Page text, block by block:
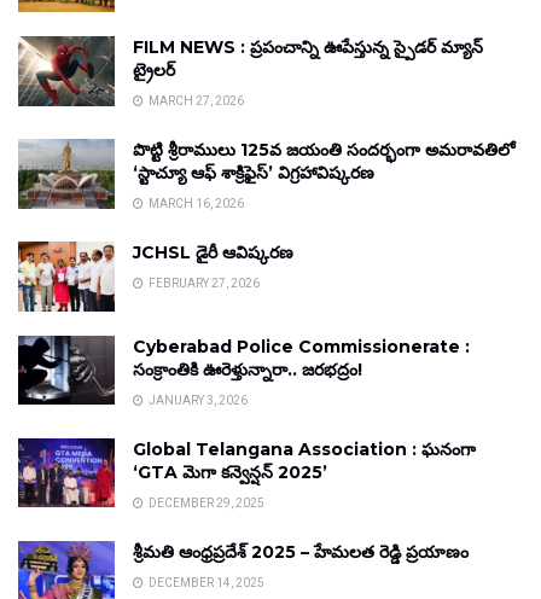
FILM NEWS : ప్రపంచాన్ని ఊపేస్తున్న స్పైడర్ మ్యాన్
ట్రైలర్
MARCH 27, 2026
పొట్టి శ్రీరాములు 125వ జయంతి సందర్భంగా అమరావతిలో
‘స్టాచ్యూ ఆఫ్ శాక్రిఫైస్’ విగ్రహావిష్కరణ
MARCH 16, 2026
JCHSL డైరీ ఆవిష్కరణ
FEBRUARY 27, 2026
Cyberabad Police Commissionerate :
సంక్రాంతికి ఊరెళ్తున్నారా.. జరభద్రం!
JANUARY 3, 2026
Global Telangana Association : ఘనంగా
‘GTA మెగా కన్వెన్షన్ 2025’
DECEMBER 29, 2025
శ్రీమతి ఆంధ్రప్రదేశ్ 2025 – హేమలత రెడ్డి ప్రయాణం
DECEMBER 14, 2025